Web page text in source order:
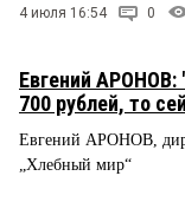
4 июля 16:54 0
Евгений АРОНОВ:
700 рублей, то
Евгений АРОНОВ,
„Хлебный мир“